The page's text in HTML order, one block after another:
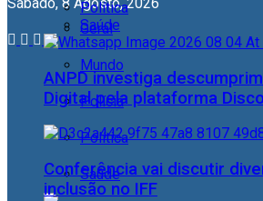
Geral
Mundo
Polícia
Política
Saúde
Política
Saúde
ANPD investiga
Digital pela plataforma
Conferência vai discutir
inclusão no IFF